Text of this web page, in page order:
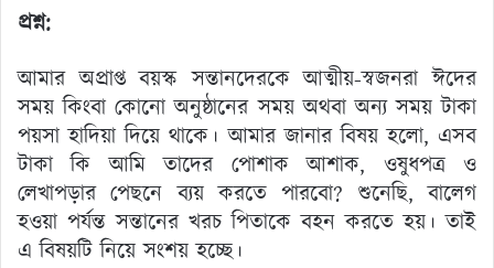
প্রশ্ন:
আমার অপ্রাপ্ত বয়স্ক সন্তানদেরকে আত্মীয়-স্বজনরা ঈদের
সময় কিংবা কোনো অনুষ্ঠানের সময় অথবা অন্য সময় টাকা
পয়সা হাদিয়া দিয়ে থাকে। আমার জানার বিষয় হলো, এসব
টাকা কি আমি তাদের পোশাক আশাক, ওষুধপত্র ও
লেখাপড়ার পেছনে ব্যয় করতে পারবো? শুনেছি, বালেগ
হওয়া পর্যন্ত সন্তানের খরচ পিতাকে বহন করতে হয়। তাই
এ বিষয়টি নিয়ে সংশয় হচ্ছে।